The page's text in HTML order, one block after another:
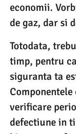
economii.
de gaz, dar si
Totodata,
timp, pentru
siguranta ta
verificare
defectiune in